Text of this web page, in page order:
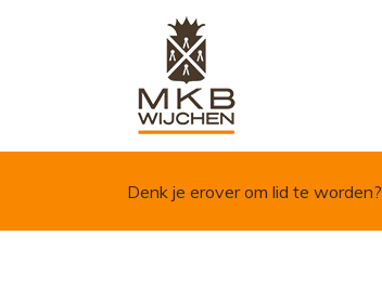
Denk je erover om lid te worden?